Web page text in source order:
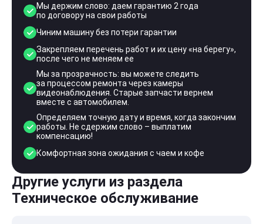
Мы держим слово: даем гарантию 2 года
по договору на свои работы
Чиним машину без потери гарантии
Закрепляем перечень работ и их цену «на берегу»,
после чего не меняем ее
Мы за прозрачность: вы можете следить
за процессом ремонта через камеры
видеонаблюдения. Старые запчасти вернем
вместе с автомобилем.
Определяем точную дату и время, когда закончим
работы. Не сдержим слово – выплатим
компенсацию!
Комфортная зона ожидания с чаем и кофе
Другие услуги из раздела
Техническое обслуживание